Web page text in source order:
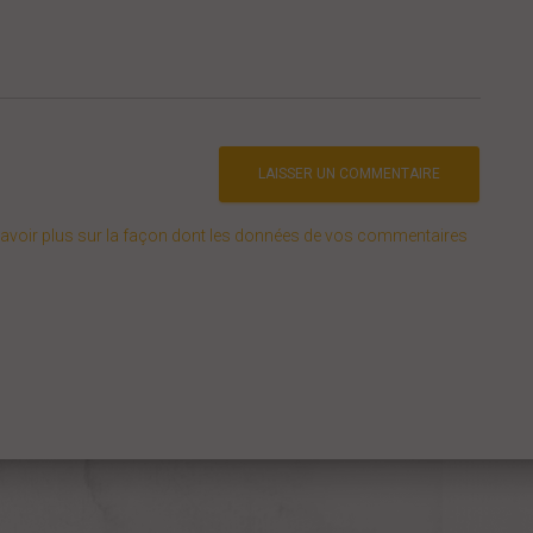
plus sur la façon dont les données de vos commentaires